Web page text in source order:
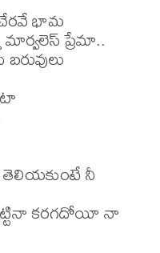
భామ
ప్రేమా..
తెలియకుంటే నీ
కరగదోయీ నా